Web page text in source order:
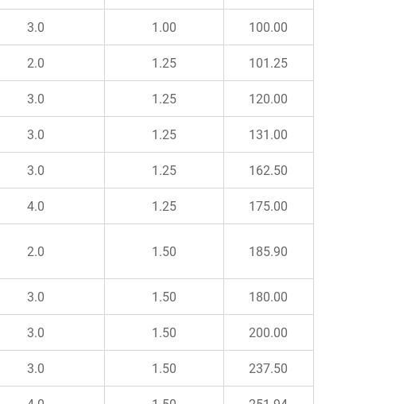
3.0 1.00 100.00
2.0 1.25 101.25
3.0 1.25 120.00
3.0 1.25 131.00
3.0 1.25 162.50
4.0 1.25 175.00
2.0 1.50 185.90
3.0 1.50 180.00
3.0 1.50 200.00
3.0 1.50 237.50